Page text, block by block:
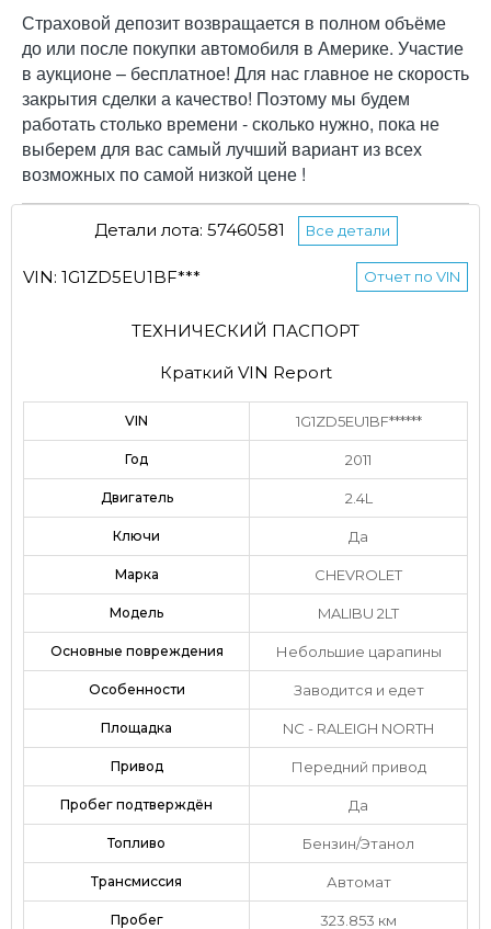
Страховой депозит возвращается в полном объёме
до или после покупки автомобиля в Америке. Участие
в аукционе – бесплатное! Для нас главное не скорость
закрытия сделки а качество! Поэтому мы будем
работать столько времени - сколько нужно, пока не
выберем для вас самый лучший вариант из всех
возможных по самой низкой цене !
Детали лота: 57460581 Все детали
VIN: 1G1ZD5EU1BF*** Отчет по VIN
ТЕХНИЧЕСКИЙ ПАСПОРТ
Краткий VIN Report
VIN 1G1ZD5EU1BF******
Год 2011
Двигатель 2.4L
Ключи Да
Марка CHEVROLET
Модель MALIBU 2LT
Основные повреждения Небольшие царапины
Особенности Заводится и едет
Площадка NC - RALEIGH NORTH
Привод Передний привод
Пробег подтверждён Да
Топливо Бензин/Этанол
Трансмиссия Автомат
Пробег 323.853 км